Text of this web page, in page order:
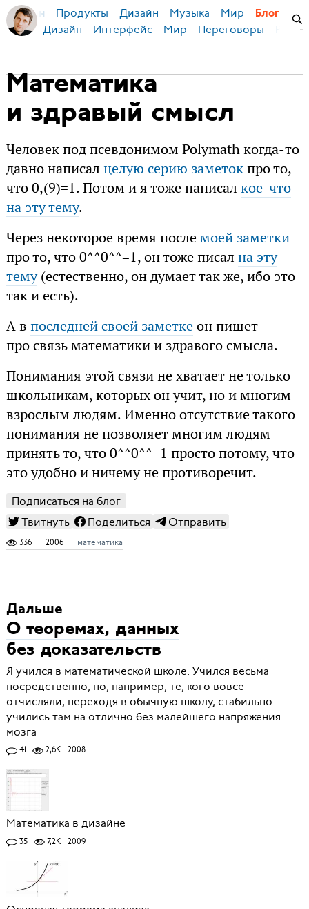
Бирман Продукты Дизайн Музыка Мир Блог
Дизайн Интерфейс Мир Переговоры
Математика
и здравый смысл
Человек под псевдонимом Polymath когда-то
давно написал целую серию заметокпро то,
что 0,(9)=1. Потом и я тоже написал кое-что
на эту тему.
Через некоторое время послемоей заметки
про то, что 0^^0^^=1, он тоже писал на эту
тему(естественно, он думает так же, ибо это
так и есть).
А в последней своей заметкеон пишет
про связь математики и здравого смысла.
Понимания этой связи не хватает не только
школьникам, которых он учит, но и многим
взрослым людям. Именно отсутствие такого
понимания не позволяет многим людям
принять то, что 0^^0^^=1 просто потому, что
это удобно и ничему не противоречит.
Подписаться на блог
Твитнуть
Поделиться Отправить
336 2006 математика
Дальше
О теоремах, данных
без доказательств
Я учился в математической школе. Учился весьма
посредственно, но, например, те, кого вовсе
отчисляли, переходя в обычную школу, стабильно
учились там на отлично без малейшего напряжения
мозга
41 2,6K 2008
Математика в дизайне
35 7,2K 2009